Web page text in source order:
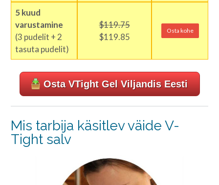
5 kuud
varustamine
(3 pudelit + 2
tasuta pudelit)
$119.75
$119.85
Osta kohe
Osta VTight Gel Viljandis Eesti
Mis tarbija käsitlev väide V-
Tight salv